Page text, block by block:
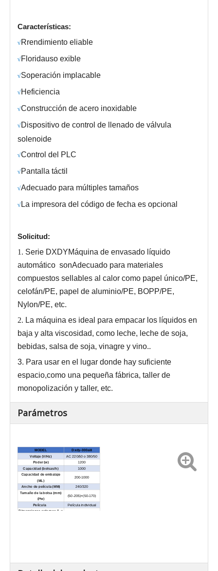
Características:
√Rrendimiento eliable
√Floridauso exible
√Soperación implacable
√Heficiencia
√Construcción de acero inoxidable
√Dispositivo de control de llenado de válvula
solenoide
√Control del PLC
√Pantalla táctil
√Adecuado para múltiples tamaños
√ La impresora del código de fecha es opcional
Solicitud:
1. Serie DXDYMáquina de envasado líquido
automático sonAdecuado para materiales
compuestos sellables al calor como papel único/PE,
celofán/PE, papel de aluminio/PE, BOPP/PE,
Nylon/PE, etc.
2. La máquina es ideal para empacar los líquidos en
baja y alta viscosidad, como leche, leche de soja,
bebidas, salsa de soja, vinagre y vino..
3. Para usar en el lugar donde hay suficiente
espacio,como una pequeña fábrica, taller de
monopolización y taller, etc.
Parámetros
MODEL
Dxdy-000aiii
Voltaje (V/Hz)
AC 220/50 o 380/50
Poder (w)
1200
Capacidad (bolsas/h)
1000
Capacidad de embalaje
(ML)
200-1000
Ancho de película (MM) 240/320
Tamaño de la bolsa (mm)
(l*w)
(50-205)×(50-170)
Película
Película individual
Dimensiones externas (L ×